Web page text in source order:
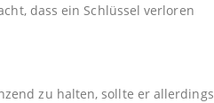
dass ein Schlüssel verloren
zu halten, sollte er allerdings